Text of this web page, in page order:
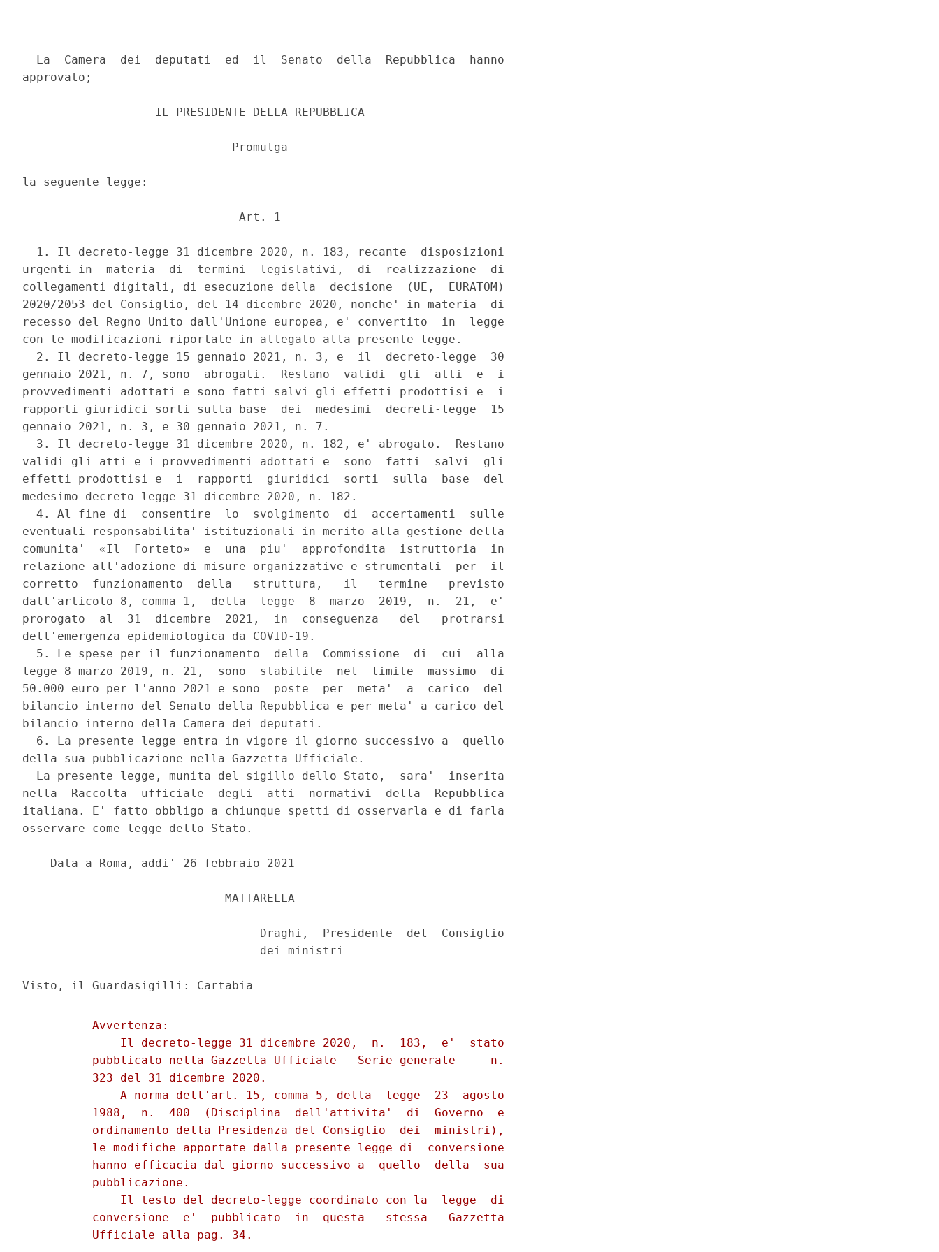
  La  Camera  dei  deputati  ed  il  Senato  della  Repubblica  hanno
approvato;
                   IL PRESIDENTE DELLA REPUBBLICA
                              Promulga
la seguente legge:
                               Art. 1
  1. Il decreto-legge 31 dicembre 2020, n. 183, recante  disposizioni
urgenti in  materia  di  termini  legislativi,  di  realizzazione  di
collegamenti digitali, di esecuzione della  decisione  (UE,  EURATOM)
2020/2053 del Consiglio, del 14 dicembre 2020, nonche' in materia  di
recesso del Regno Unito dall'Unione europea, e' convertito  in  legge
con le modificazioni riportate in allegato alla presente legge.
  2. Il decreto-legge 15 gennaio 2021, n. 3, e  il  decreto-legge  30
gennaio 2021, n. 7, sono  abrogati.  Restano  validi  gli  atti  e  i
provvedimenti adottati e sono fatti salvi gli effetti prodottisi e  i
rapporti giuridici sorti sulla base  dei  medesimi  decreti-legge  15
gennaio 2021, n. 3, e 30 gennaio 2021, n. 7.
  3. Il decreto-legge 31 dicembre 2020, n. 182, e' abrogato.  Restano
validi gli atti e i provvedimenti adottati e  sono  fatti  salvi  gli
effetti prodottisi e  i  rapporti  giuridici  sorti  sulla  base  del
medesimo decreto-legge 31 dicembre 2020, n. 182.
  4. Al fine di  consentire  lo  svolgimento  di  accertamenti  sulle
eventuali responsabilita' istituzionali in merito alla gestione della
comunita'  «Il  Forteto»  e  una  piu'  approfondita  istruttoria  in
relazione all'adozione di misure organizzative e strumentali  per  il
corretto  funzionamento  della   struttura,   il   termine   previsto
dall'articolo 8, comma 1,  della  legge  8  marzo  2019,  n.  21,  e'
prorogato  al  31  dicembre  2021,  in  conseguenza   del   protrarsi
dell'emergenza epidemiologica da COVID-19.
  5. Le spese per il funzionamento  della  Commissione  di  cui  alla
legge 8 marzo 2019, n. 21,  sono  stabilite  nel  limite  massimo  di
50.000 euro per l'anno 2021 e sono  poste  per  meta'  a  carico  del
bilancio interno del Senato della Repubblica e per meta' a carico del
bilancio interno della Camera dei deputati.
  6. La presente legge entra in vigore il giorno successivo a  quello
della sua pubblicazione nella Gazzetta Ufficiale.
  La presente legge, munita del sigillo dello Stato,  sara'  inserita
nella  Raccolta  ufficiale  degli  atti  normativi  della  Repubblica
italiana. E' fatto obbligo a chiunque spetti di osservarla e di farla
osservare come legge dello Stato.
    Data a Roma, addi' 26 febbraio 2021
                             MATTARELLA
                                  Draghi,  Presidente  del  Consiglio
                                  dei ministri
          Avvertenza:
              Il decreto-legge 31 dicembre 2020,  n.  183,  e'  stato
          pubblicato nella Gazzetta Ufficiale - Serie generale  -  n.
          323 del 31 dicembre 2020.
              A norma dell'art. 15, comma 5, della  legge  23  agosto
          1988,  n.  400  (Disciplina  dell'attivita'  di  Governo  e
          ordinamento della Presidenza del Consiglio  dei  ministri),
          le modifiche apportate dalla presente legge di  conversione
          hanno efficacia dal giorno successivo a  quello  della  sua
          pubblicazione.
              Il testo del decreto-legge coordinato con la  legge  di
          conversione  e'  pubblicato  in  questa   stessa   Gazzetta
          Ufficiale alla pag. 34.